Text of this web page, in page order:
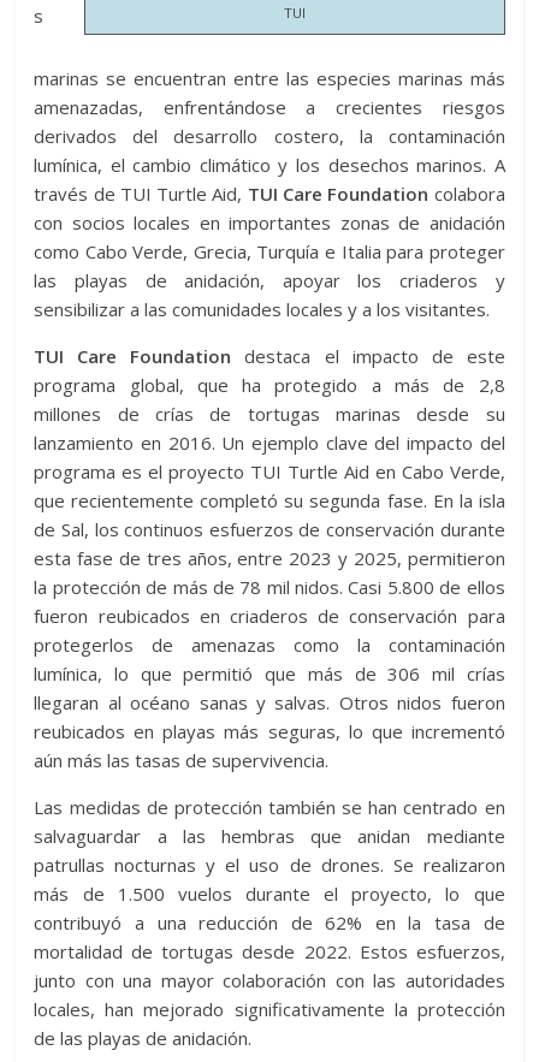
TUI
s
marinas se encuentran entre las especies marinas más
amenazadas, enfrentándose a crecientes riesgos
derivados del desarrollo costero, la contaminación
lumínica, el cambio climático y los desechos marinos. A
través de TUI Turtle Aid, TUI Care Foundation colabora
con socios locales en importantes zonas de anidación
como Cabo Verde, Grecia, Turquía e Italia para proteger
las playas de anidación, apoyar los criaderos y
sensibilizar a las comunidades locales y a los visitantes.
TUI Care Foundation destaca el impacto de este
programa global, que ha protegido a más de 2,8
millones de crías de tortugas marinas desde su
lanzamiento en 2016. Un ejemplo clave del impacto del
programa es el proyecto TUI Turtle Aid en Cabo Verde,
que recientemente completó su segunda fase. En la isla
de Sal, los continuos esfuerzos de conservación durante
esta fase de tres años, entre 2023 y 2025, permitieron
la protección de más de 78 mil nidos. Casi 5.800 de ellos
fueron reubicados en criaderos de conservación para
protegerlos de amenazas como la contaminación
lumínica, lo que permitió que más de 306 mil crías
llegaran al océano sanas y salvas. Otros nidos fueron
reubicados en playas más seguras, lo que incrementó
aún más las tasas de supervivencia.
Las medidas de protección también se han centrado en
salvaguardar a las hembras que anidan mediante
patrullas nocturnas y el uso de drones. Se realizaron
más de 1.500 vuelos durante el proyecto, lo que
contribuyó a una reducción de 62% en la tasa de
mortalidad de tortugas desde 2022. Estos esfuerzos,
junto con una mayor colaboración con las autoridades
locales, han mejorado significativamente la protección
de las playas de anidación.